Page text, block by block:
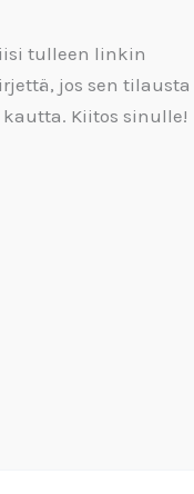
tulleen linkin
jos sen tilausta
Kiitos sinulle!